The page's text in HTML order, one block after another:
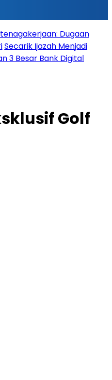
Dugaan
Secarik Ijazah Menjadi
3 Besar Bank Digital
Golf